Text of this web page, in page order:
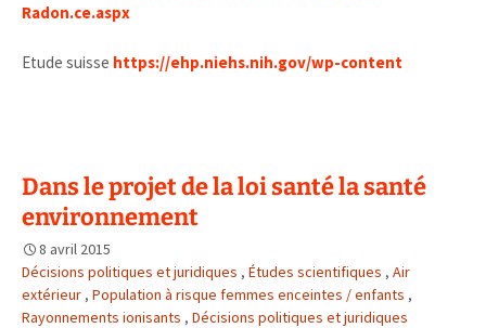
Radon.ce.aspx
Etude suisse https://ehp.niehs.nih.gov/wp-content
Dans le projet de la loi santé la santé
environnement
8 avril 2015
Décisions politiques et juridiques , Études scientifiques , Air
extérieur , Population à risque femmes enceintes / enfants ,
Rayonnements ionisants , Décisions politiques et juridiques